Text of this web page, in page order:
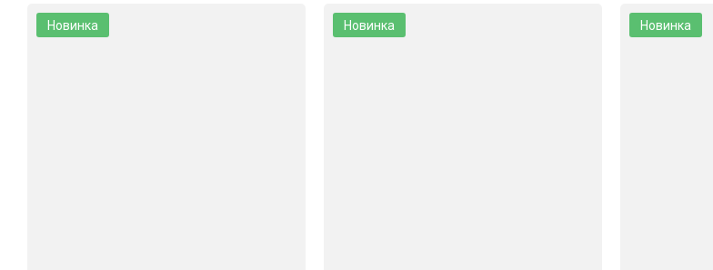
Цена - возрастание
Новинка Новинка Новинка